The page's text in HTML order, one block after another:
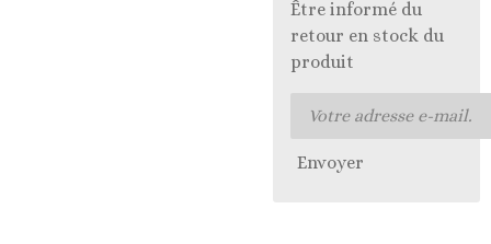
Être informé du
retour en stock du
produit
Envoyer